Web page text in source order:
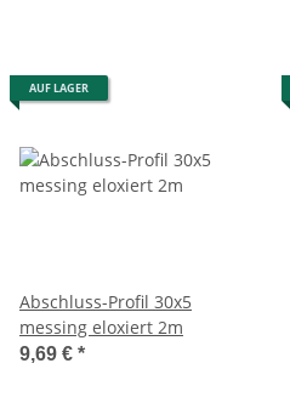
AUF LAGER
Abschluss-Profil 30x5
messing eloxiert 2m
9,69 € *